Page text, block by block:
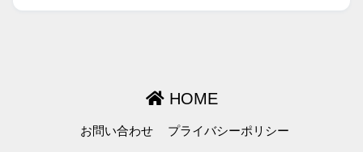
HOME
お問い合わせ プライバシーポリシー